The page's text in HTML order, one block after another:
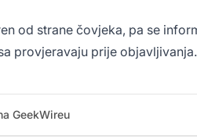
od strane čovjeka, pa se
provjeravaju prije objavljivanja.
GeekWireu